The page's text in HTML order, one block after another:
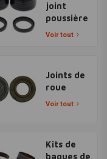
joint
poussière
Voir tout
Joints de
roue
Voir tout
Kits de
bagues de